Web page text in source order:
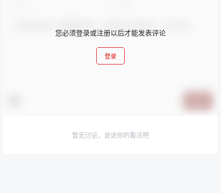
您必须登录或注册以后才能发表评论
登录
暂无讨论，说说你的看法吧